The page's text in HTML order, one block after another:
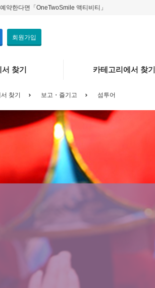
약한다면「OneTwoSmile 액티비티」
회원가입
찾기
찾기 본섬
카테고리에서 찾기
에서 찾기 체험
찾기 보고・즐기고 섬투어